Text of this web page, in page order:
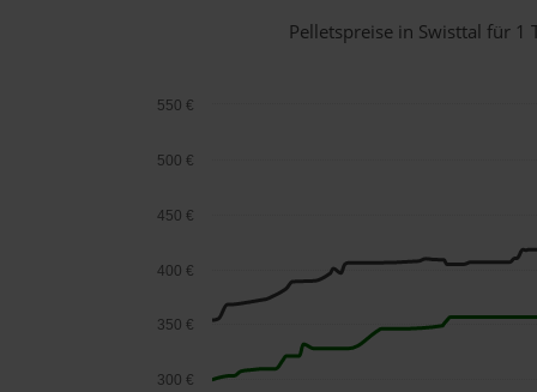
Pelletspreise in Swisttal für 1
300 €
350 €
400 €
450 €
500 €
550 €